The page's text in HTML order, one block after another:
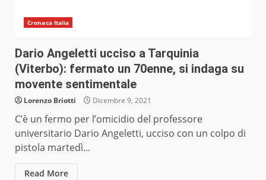
Cronaca Italia
Dario Angeletti ucciso a Tarquinia
(Viterbo): fermato un 70enne, si indaga su
movente sentimentale
Lorenzo Briotti Dicembre 9, 2021
C’è un fermo per l’omicidio del professore
universitario Dario Angeletti, ucciso con un colpo di
pistola martedì...
Read More